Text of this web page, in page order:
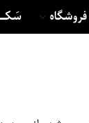
فروشگاه